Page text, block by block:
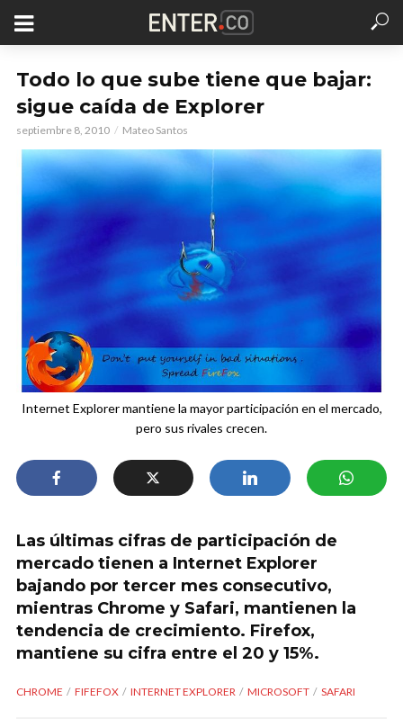
Todo lo que sube tiene que bajar:
sigue caída de Explorer
septiembre 8, 2010 Mateo Santos
Internet Explorer mantiene la mayor participación en el mercado,
pero sus rivales crecen.
Las últimas cifras de participación de
mercado tienen a Internet Explorer
bajando por tercer mes consecutivo,
mientras Chrome y Safari, mantienen la
tendencia de crecimiento. Firefox,
mantiene su cifra entre el 20 y 15%.
CHROME FIFEFOX INTERNET EXPLORER MICROSOFT SAFARI